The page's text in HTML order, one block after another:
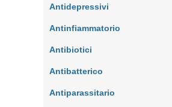
Antidepressivi
Antinfiammatorio
Antibiotici
Antibatterico
Antiparassitario